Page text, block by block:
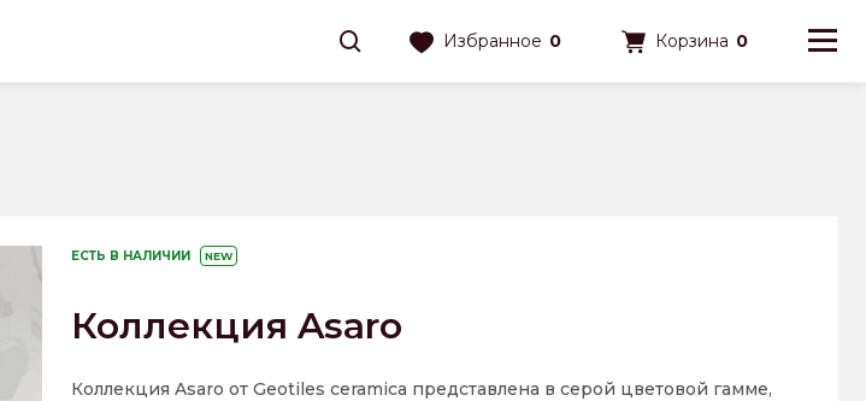
Избранное 0 Корзина 0
ЕСТЬ В НАЛИЧИИ NEW
Коллекция Asaro
Коллекция Asaro от Geotiles ceramica представлена в серой цветовой гамме,